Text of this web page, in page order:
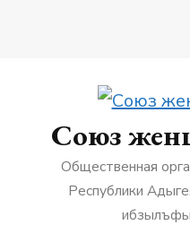
Союз
Общественная
Республики